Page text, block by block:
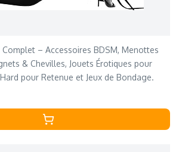
– Accessoires BDSM, Menottes
& Chevilles, Jouets Érotiques pour
pour Retenue et Jeux de Bondage.